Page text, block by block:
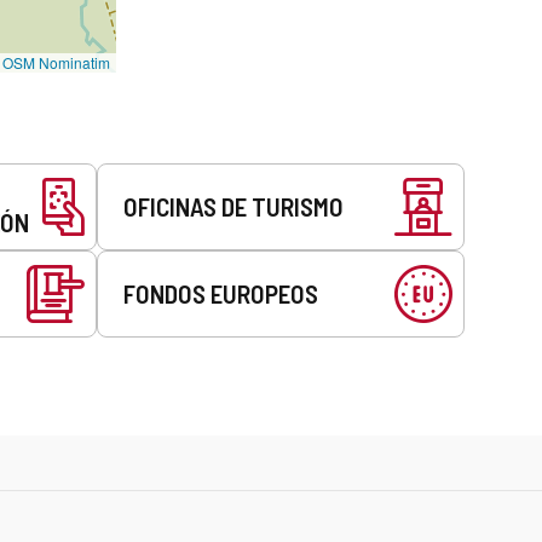
OSM Nominatim
OFICINAS DE TURISMO
FONDOS EUROPEOS